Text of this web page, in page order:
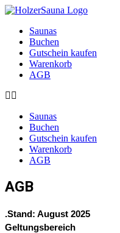
Saunas
Buchen
Gutschein kaufen
Warenkorb
AGB
Saunas
Buchen
Gutschein kaufen
Warenkorb
AGB
AGB
.Stand: August 2025
Geltungsbereich